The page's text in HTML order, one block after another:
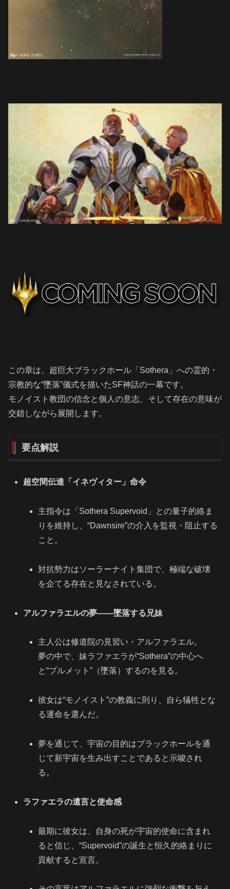
この章は、超巨大ブラックホール「Sothera」への霊的・
宗教的な“墜落”儀式を描いたSF神話の一幕です。
モノイスト教団の信念と個人の意志、そして存在の意味が
交錯しながら展開します。
要点解説
超空間伝達「イネヴィター」命令
主指令は「Sothera Supervoid」との量子的絡ま
りを維持し、“Dawnsire”の介入を監視・阻止する
こと。
対抗勢力はソーラーナイト集団で、極端な破壊
を企てる存在と見なされている。
アルファラエルの夢——墜落する兄妹
主人公は修道院の見習い・アルファラエル。
夢の中で、妹ラファエラが“Sothera”の中心へ
と“プルメット”（墜落）するのを見る。
彼女は“モノイスト”の教義に則り、自ら犠牲とな
る運命を選んだ。
夢を通じて、宇宙の目的はブラックホールを通
じて新宇宙を生み出すことであると示唆され
る。
ラファエラの遺言と使命感
最期に彼女は、自身の死が宇宙的使命に含まれ
ると信じ、“Supervoid”の誕生と恒久的絡まりに
貢献すると宣言。